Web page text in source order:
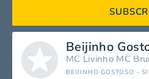
Beijinho
MC Livinho MC
BEIJINHO GOSTOSO -